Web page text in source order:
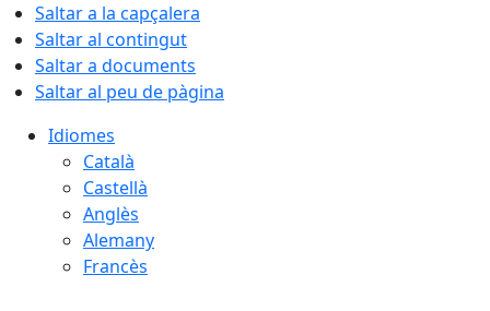
Saltar a la capçalera
Saltar al contingut
Saltar a documents
Saltar al peu de pàgina
Idiomes
Català
Castellà
Anglès
Alemany
Francès